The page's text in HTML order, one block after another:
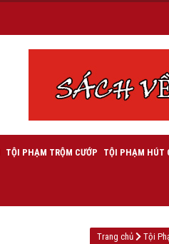
TỘI PHẠM TRỘM CƯỚP TỘI PHẠM HÚT
Trang chủ Tội